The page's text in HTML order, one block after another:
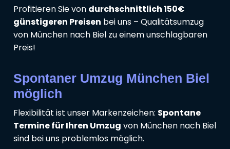
Profitieren Sie von durchschnittlich 150€
günstigeren Preisen bei uns – Qualitätsumzug
von München nach Biel zu einem unschlagbaren
Preis!
Spontaner Umzug München Biel
möglich
Flexibilität ist unser Markenzeichen: Spontane
Termine für Ihren Umzug von München nach Biel
sind bei uns problemlos möglich.